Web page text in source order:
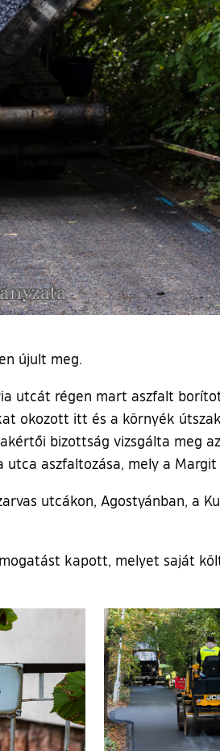
újult meg.
utcát régen mart aszfalt
okozott itt és a környék
bizottság vizsgálta meg
aszfaltozása, mely a Margit
utcákon, Agostyánban, a
kapott, melyet saját